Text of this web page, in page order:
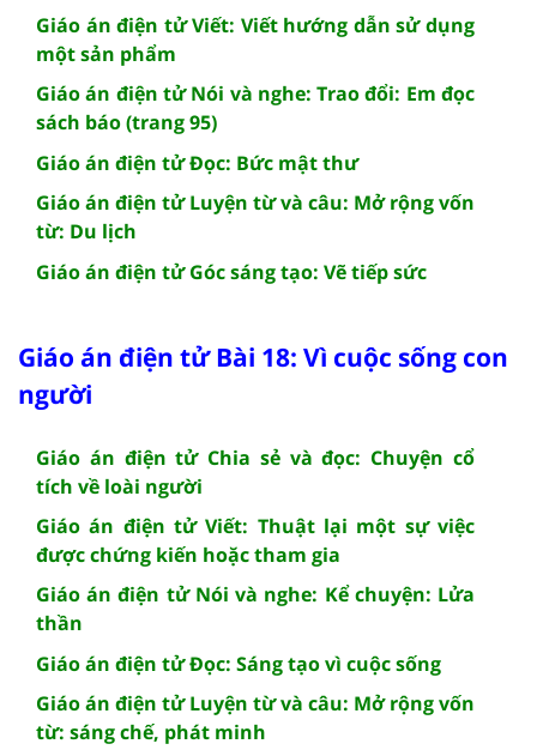
Giáo án điện tử Viết: Viết hướng dẫn sử dụng
một sản phẩm
Giáo án điện tử Nói và nghe: Trao đổi: Em đọc
sách báo (trang 95)
Giáo án điện tử Đọc: Bức mật thư
Giáo án điện tử Luyện từ và câu: Mở rộng vốn
từ: Du lịch
Giáo án điện tử Góc sáng tạo: Vẽ tiếp sức
Giáo án điện tử Bài 18: Vì cuộc sống con
người
Giáo án điện tử Chia sẻ và đọc: Chuyện cổ
tích về loài người
Giáo án điện tử Viết: Thuật lại một sự việc
được chứng kiến hoặc tham gia
Giáo án điện tử Nói và nghe: Kể chuyện: Lửa
thần
Giáo án điện tử Đọc: Sáng tạo vì cuộc sống
Giáo án điện tử Luyện từ và câu: Mở rộng vốn
từ: sáng chế, phát minh